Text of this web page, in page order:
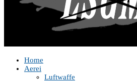
Home
Aerei
Luftwaffe